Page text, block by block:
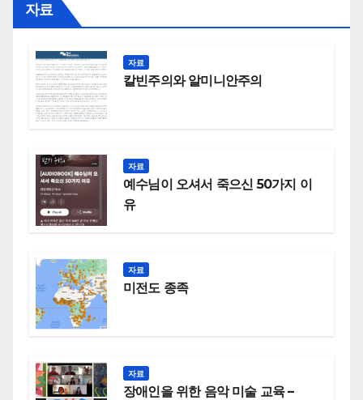
자료
자료
칼빈주의와 알미니안주의
자료
예수님이 오셔서 죽으신 50가지 이
유
자료
미전도 종족
자료
장애인을 위한 음악 미술 교육 –